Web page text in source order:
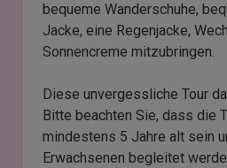
bequeme Wanderschuhe,
Jacke, eine Regenjacke,
Sonnencreme mitzubringen.
Diese unvergessliche Tour
Bitte beachten Sie, dass die
mindestens 5 Jahre alt sein
Erwachsenen begleitet